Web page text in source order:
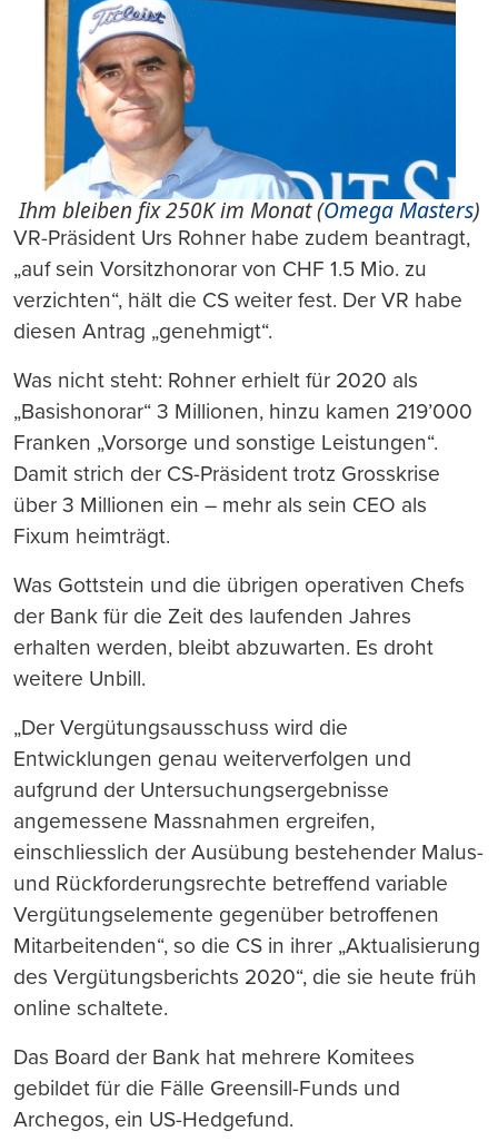
Ihm bleiben fix 250K im Monat (Omega Masters)
VR-Präsident Urs Rohner habe zudem beantragt,
„auf sein Vorsitzhonorar von CHF 1.5 Mio. zu
verzichten“, hält die CS weiter fest. Der VR habe
diesen Antrag „genehmigt“.
Was nicht steht: Rohner erhielt für 2020 als
„Basishonorar“ 3 Millionen, hinzu kamen 219’000
Franken „Vorsorge und sonstige Leistungen“.
Damit strich der CS-Präsident trotz Grosskrise
über 3 Millionen ein – mehr als sein CEO als
Fixum heimträgt.
Was Gottstein und die übrigen operativen Chefs
der Bank für die Zeit des laufenden Jahres
erhalten werden, bleibt abzuwarten. Es droht
weitere Unbill.
„Der Vergütungsausschuss wird die
Entwicklungen genau weiterverfolgen und
aufgrund der Untersuchungsergebnisse
angemessene Massnahmen ergreifen,
einschliesslich der Ausübung bestehender Malus-
und Rückforderungsrechte betreffend variable
Vergütungselemente gegenüber betroffenen
Mitarbeitenden“, so die CS in ihrer „Aktualisierung
des Vergütungsberichts 2020“, die sie heute früh
online schaltete.
Das Board der Bank hat mehrere Komitees
gebildet für die Fälle Greensill-Funds und
Archegos, ein US-Hedgefund.